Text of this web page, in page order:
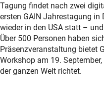
Tagung findet nach zwei
ersten GAIN Jahrestagung
wieder in den USA statt –
Über 500 Personen haben
Präsenzveranstaltung bietet
Workshop am 19.
der ganzen Welt richtet.